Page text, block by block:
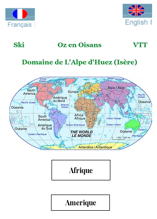
Afrique
Amerique